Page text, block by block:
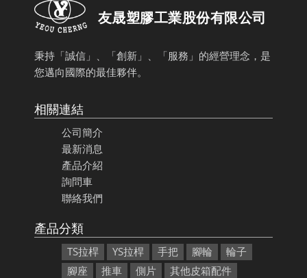
友晟塑膠工業股份有限公司
秉持「誠信」、「創新」、「服務」的經營理念，是
您邁向國際的最佳夥伴。
相關連結
公司簡介
最新消息
產品介紹
詢問車
聯絡我們
產品分類
TS拉桿 YS拉桿 手把 腳輪
輪子
腳座
推車 側片
其他皮箱配件